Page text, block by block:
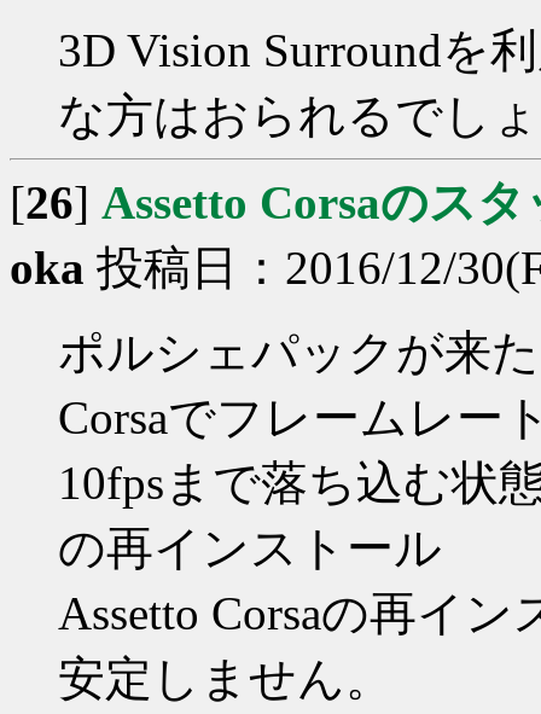
3D Vision Surroundを
な方はおられるでし
[26] Assetto Corsaのス
oka 投稿日：2016/12/
ポルシェパックが来
Corsaでフレームレー
10fpsまで落ち込む状
の再インストール
Assetto Corsaの再イ
安定しません。